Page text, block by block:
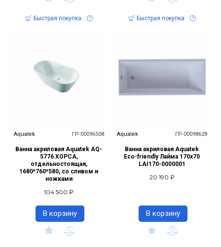
Быстрая покупка Быстрая покупка
Aquatek ГР-00096508
Ванна акриловая Aquatek AQ-
5776 ХОРСА,
отдельностоящая,
1680*760*580, со сливом и
ножками
104 500 ₽
В корзину
Aquatek ГР-00098628
Ванна акриловая Aquatek
Eco-friendly Лайма 170х70
LAI170-0000001
20 190 ₽
В корзину